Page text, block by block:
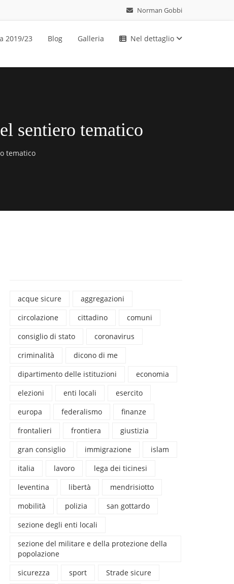
Norman Gobbi
2019/23 Blog Galleria Nel dettaglio
sentiero tematico
tematico
acque sicure
aggregazioni
circolazione
cittadino
comuni
consiglio di stato
coronavirus
criminalità
dicono di me
dipartimento delle istituzioni
economia
elezioni
enti locali
esercito
europa
federalismo
finanze
frontalieri
frontiera
giustizia
gran consiglio
immigrazione
islam
italia
lavoro
lega dei ticinesi
leventina
libertà
mendrisiotto
mobilità
polizia
san gottardo
sezione degli enti locali
sezione del militare e della protezione della
popolazione
sicurezza
sport
Strade sicure